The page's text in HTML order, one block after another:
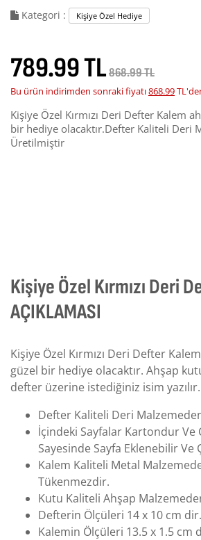
Kategori : Kişiye Özel Hediye
789.99 TL868.99 TL
Bu ürün indirimden sonraki fiyatı868.99
Kişiye Özel Kırmızı Deri Defter Kalem
bir hediye olacaktır.Defter Kaliteli Deri
Üretilmiştir
Kişiye Özel Kırmızı Deri
AÇIKLAMASI
Kişiye Özel Kırmızı Deri Defter
güzel bir hediye olacaktır. Ahşap
defter üzerine istediğiniz isim yazılır.
Defter Kaliteli Deri
İçindeki Sayfalar Kartondur Ve
Sayesinde Sayfa Eklenebilir Ve
Kalem Kaliteli Metal
Tükenmezdir.
Kutu Kaliteli Ahşap
Defterin Ölçüleri 14 x 10 cm dir.
Kalemin Ölçüleri 13.5 x 1.5 cm